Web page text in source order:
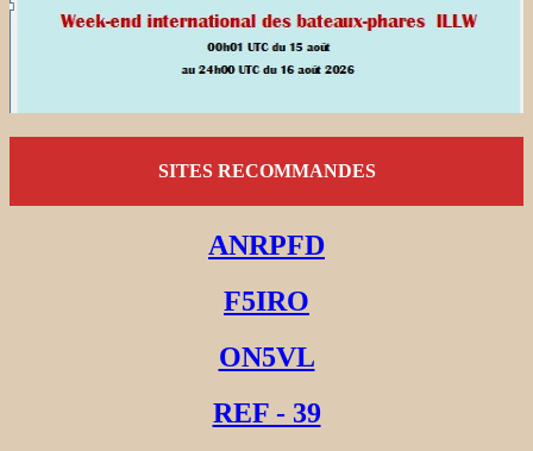
SITES RECOMMANDES
ANRPFD
F5IRO
ON5VL
REF - 39